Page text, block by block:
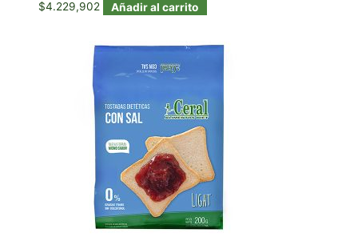
$4.229,902 Añadir al carrito